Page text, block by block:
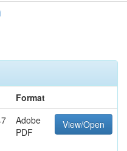
Format
Adobe
PDF
View/Open